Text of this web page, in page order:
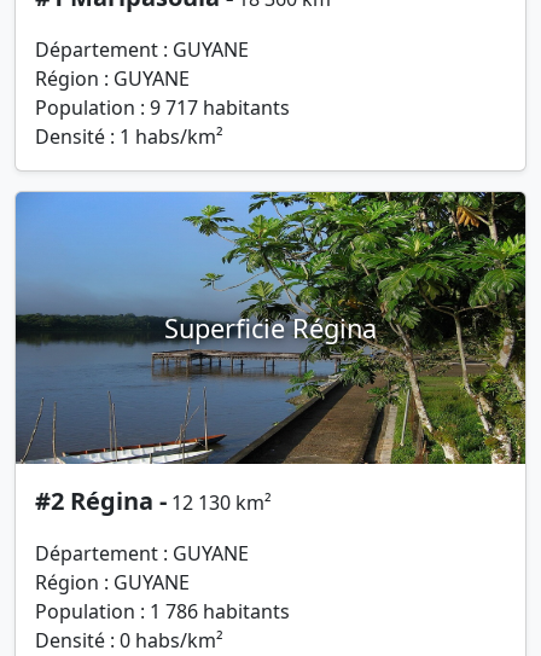
Département : GUYANE
Région : GUYANE
Population : 9 717 habitants
Densité : 1 habs/km²
Superficie Régina
#2 Régina - 12 130 km²
Département : GUYANE
Région : GUYANE
Population : 1 786 habitants
Densité : 0 habs/km²